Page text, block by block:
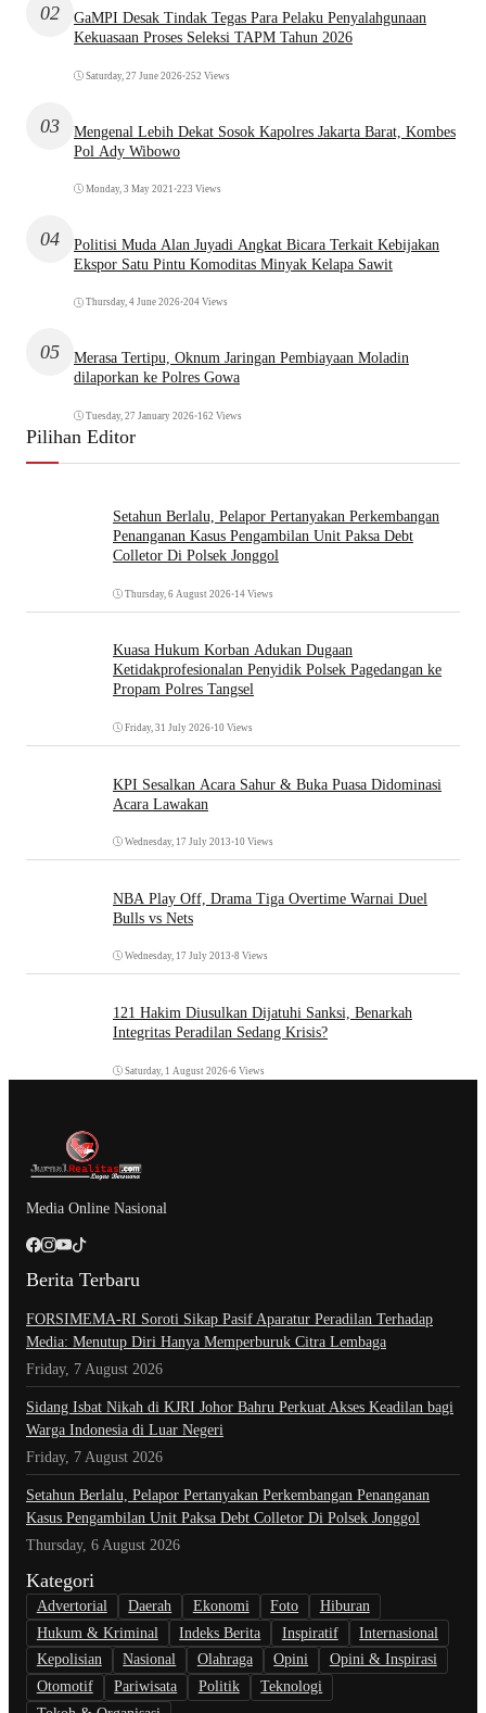
02
GaMPI Desak Tindak Tegas Para Pelaku Penyalahgunaan
Kekuasaan Proses Seleksi TAPM Tahun 2026
Saturday, 27 June 2026•252 Views
03
Mengenal Lebih Dekat Sosok Kapolres Jakarta Barat, Kombes
Pol Ady Wibowo
Monday, 3 May 2021 •223 Views
04
Politisi Muda Alan Juyadi Angkat Bicara Terkait Kebijakan
Ekspor Satu Pintu Komoditas Minyak Kelapa Sawit
Thursday, 4 June 2026•204 Views
05
Merasa Tertipu, Oknum Jaringan Pembiayaan Moladin
dilaporkan ke Polres Gowa
Tuesday, 27 January 2026•162 Views
Pilihan Editor
Setahun Berlalu, Pelapor Pertanyakan Perkembangan
Penanganan Kasus Pengambilan Unit Paksa Debt
Colletor Di Polsek Jonggol
Thursday, 6 August 2026•14 Views
Kuasa Hukum Korban Adukan Dugaan
Ketidakprofesionalan Penyidik Polsek Pagedangan ke
Propam Polres Tangsel
Friday, 31 July 2026•10 Views
KPI Sesalkan Acara Sahur & Buka Puasa Didominasi
Acara Lawakan
Wednesday, 17 July 2013 •10 Views
NBA Play Off, Drama Tiga Overtime Warnai Duel
Bulls vs Nets
Wednesday, 17 July 2013 •8 Views
121 Hakim Diusulkan Dijatuhi Sanksi, Benarkah
Integritas Peradilan Sedang Krisis?
Saturday, 1 August 2026•6 Views
Media Online Nasional
Berita Terbaru
​FORSIMEMA-RI Soroti Sikap Pasif Aparatur Peradilan Terhadap
Media: Menutup Diri Hanya Memperburuk Citra Lembaga
Friday, 7 August 2026
Sidang Isbat Nikah di KJRI Johor Bahru Perkuat Akses Keadilan bagi
Warga Indonesia di Luar Negeri
Friday, 7 August 2026
Setahun Berlalu, Pelapor Pertanyakan Perkembangan Penanganan
Kasus Pengambilan Unit Paksa Debt Colletor Di Polsek Jonggol
Thursday, 6 August 2026
Kategori
Advertorial Daerah Ekonomi Foto
Hiburan
Hukum & Kriminal
Indeks Berita Inspiratif
Internasional
Kepolisian
Nasional Olahraga Opini
Opini & Inspirasi
Otomotif
Pariwisata Politik
Teknologi